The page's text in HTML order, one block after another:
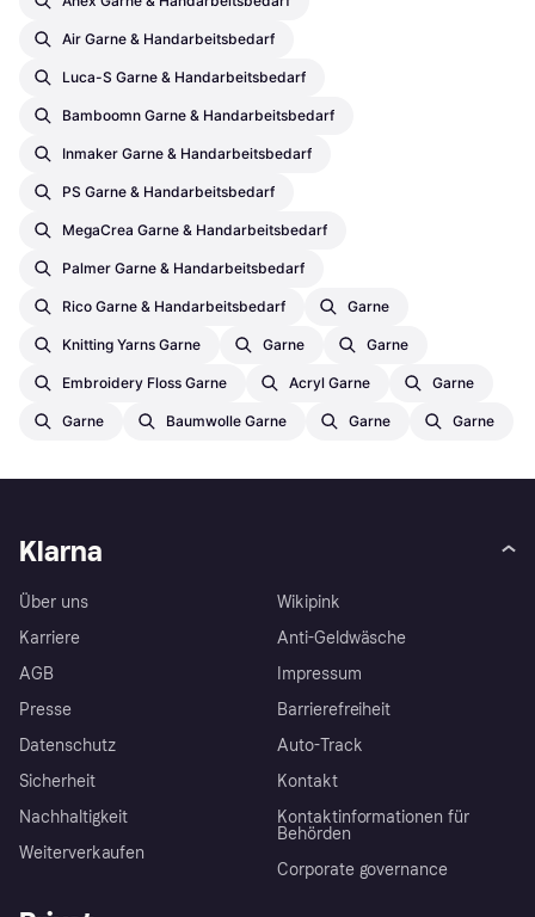
Air Garne & Handarbeitsbedarf
Luca-S Garne & Handarbeitsbedarf
Bamboomn Garne & Handarbeitsbedarf
Inmaker Garne & Handarbeitsbedarf
PS Garne & Handarbeitsbedarf
MegaCrea Garne & Handarbeitsbedarf
Palmer Garne & Handarbeitsbedarf
Rico Garne & Handarbeitsbedarf Garne
Knitting Yarns Garne Garne Garne
Embroidery Floss Garne Acryl Garne Garne
Garne Baumwolle Garne Garne Garne
Klarna
Über uns
Karriere
AGB
Presse
Datenschutz
Sicherheit
Nachhaltigkeit
Weiterverkaufen
Wikipink
Anti-Geldwäsche
Impressum
Barrierefreiheit
Auto-Track
Kontakt
Kontaktinformationen für
Behörden
Corporate governance